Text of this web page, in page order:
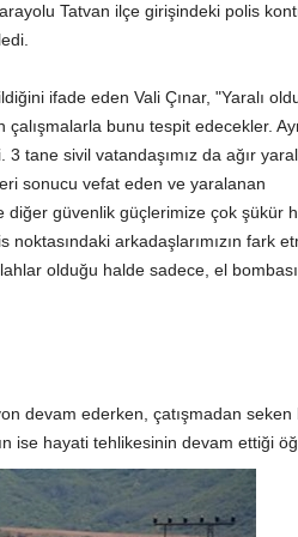
Tatvan ilçe girişindeki polis
ifade eden Vali Çınar, "Yaralı
bunu tespit edecekler.
tane sivil vatandaşımız da ağır
sonucu vefat eden ve yaralanan
diğer güvenlik güçlerimize çok şükür
arkadaşlarımızın fark
olduğu halde sadece, el
devam ederken, çatışmadan seken
ise hayati tehlikesinin devam ettiği